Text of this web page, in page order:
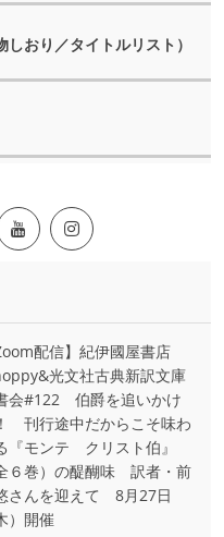
おり／タイトルリスト）
配信】紀伊國屋書店
光文社古典新訳文庫
会#122 伯爵を追いかけ
刊行途中だからこそ味わ
『モンテ゠クリスト伯』
６巻）の醍醐味 訳者・前
さんを迎えて 8月27日
）開催